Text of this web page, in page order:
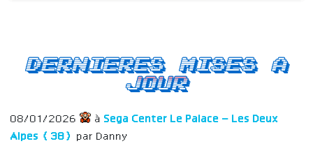
Dernieres mises a
jour
08/01/2026 à Sega Center Le Palace – Les Deux
Alpes (38)
par Danny